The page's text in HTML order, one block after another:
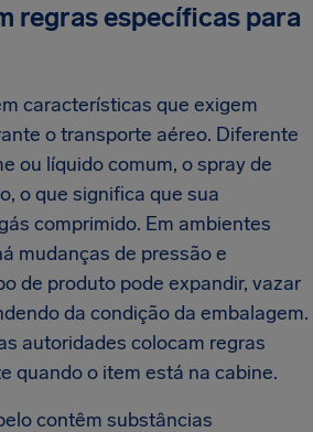
regras específicas para
características que exigem
o transporte aéreo. Diferente
ou líquido comum, o spray de
o que significa que sua
comprimido. Em ambientes
mudanças de pressão e
de produto pode expandir, vazar
da condição da embalagem.
autoridades colocam regras
quando o item está na cabine.
contêm substâncias